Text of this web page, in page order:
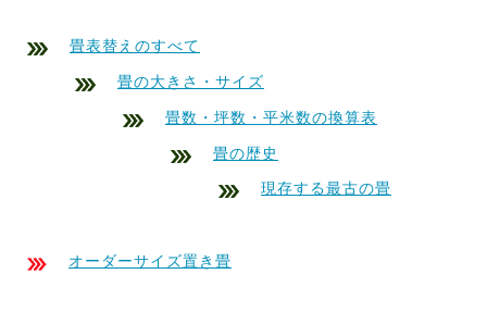
畳表替えのすべて
畳の大きさ・サイズ
畳数・坪数・平米数の換算表
畳の歴史
現存する最古の畳
オーダーサイズ置き畳